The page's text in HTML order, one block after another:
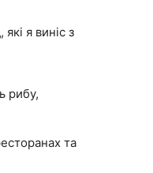
я виніс з
рибу,
та